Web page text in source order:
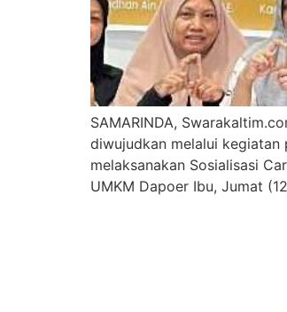
SAMARINDA,
diwujudkan melalui kegiatan
melaksanakan Sosialisasi
UMKM Dapoer Ibu, Jumat